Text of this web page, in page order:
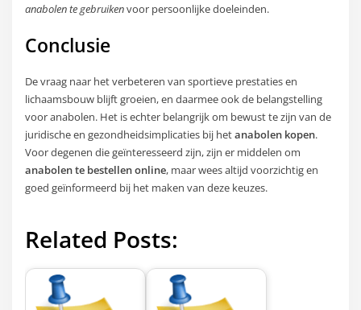
anabolen te gebruikenvoor persoonlijke doeleinden.
Conclusie
De vraag naar het verbeteren van sportieve prestaties en
lichaamsbouw blijft groeien, en daarmee ook de belangstelling
voor anabolen. Het is echter belangrijk om bewust te zijn van de
juridische en gezondheidsimplicaties bij hetanabolen kopen.
Voor degenen die geïnteresseerd zijn, zijn er middelen om
anabolen te bestellen online, maar wees altijd voorzichtig en
goed geïnformeerd bij het maken van deze keuzes.
Related Posts: